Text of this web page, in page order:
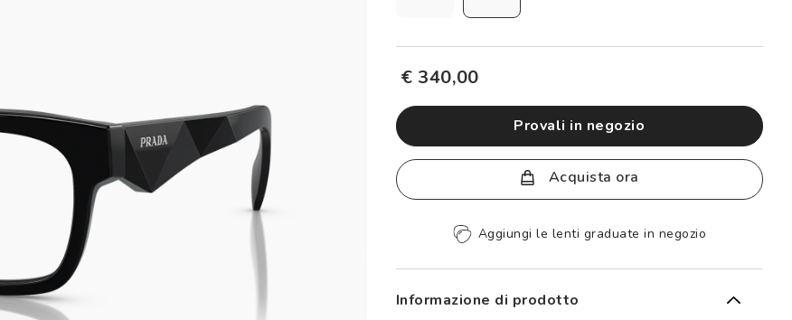
€ 340,00
provali in negozio
Acquista ora
Compra la tua montatura, ritirala in negozio Aggiungi le lenti graduate in negozio
Informazione di prodotto